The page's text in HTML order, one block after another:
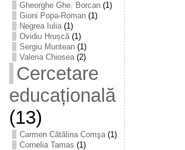
Gheorghe Ghe. Borcan(1)
Gioni Popa-Roman(1)
Negrea Iulia(1)
Ovidiu Hrușcă(1)
Sergiu Muntean(1)
Valeria Chiosea(2)
Cercetare
educațională
(13)
Carmen Cătălina Comşa(1)
Cornelia Tamas (1)